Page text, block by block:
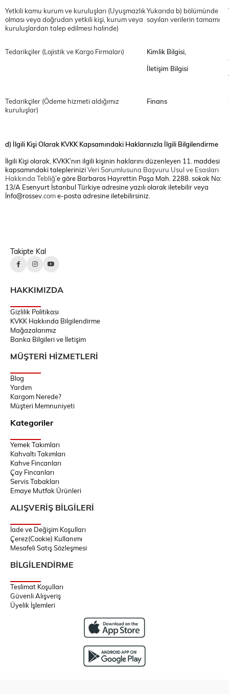
Yetkili kamu kurum ve kuruluşları (Uyuşmazlık
olması veya doğrudan yetkili kişi, kurum veya
kuruluşlardan talep edilmesi halinde)
Yukarıda b) bölümünde
sayılan verilerin tamamı
Tedarikçiler (Lojistik ve Kargo Firmaları)
Kimlik Bilgisi,
İletişim Bilgisi
Tedarikçiler (Ödeme hizmeti aldığımız
kuruluşlar)
Finans
d) İlgili Kişi Olarak KVKK Kapsamındaki Haklarınızla İlgili Bilgilendirme
İlgili Kişi olarak, KVKK’nın ilgili kişinin haklarını düzenleyen 11. maddesi
kapsamındaki talepleriniziVeri Sorumlusuna Başvuru Usul ve Esasları
Hakkında Tebliğ’e göre Barbaros Hayrettin Paşa Mah. 2288. sokak No:
13/A Esenyurt İstanbul Türkiye adresine yazılı olarak iletebilir veya
İnfo@rossev.come-posta adresine iletebilirsiniz.
Takipte Kal
HAKKIMIZDA
Gizlilik Politikası
KVKK Hakkında Bilgilendirme
Mağazalarımız
Banka Bilgileri ve İletişim
MÜŞTERİ HİZMETLERİ
Blog
Yardım
Kargom Nerede?
Müşteri Memnuniyeti
Kategoriler
Yemek Takımları
Kahvaltı Takımları
Kahve Fincanları
Çay Fincanları
Servis Tabakları
Emaye Mutfak Ürünleri
ALIŞVERİŞ BİLGİLERİ
İade ve Değişim Koşulları
Çerez(Cookie) Kullanımı
Mesafeli Satış Sözleşmesi
BİLGİLENDİRME
Teslimat Koşulları
Güvenli Alışveriş
Üyelik İşlemleri